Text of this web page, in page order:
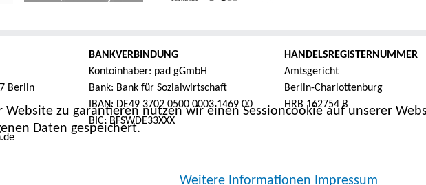
Berlin
BANKVERBINDUNG
Kontoinhaber: pad gGmbH
Bank: Bank für Sozialwirtschaft
IBAN: DE49 3702 0500 0003 1469 00
BIC: BFSWDE33XXX
HANDELSREGISTERNUMMER
Amtsgericht
Berlin-Charlottenburg
HRB 162754 B
zu garantieren nutzen wir einen Sessioncookie auf unserer
Daten gespeichert.
Weitere Informationen Impressum